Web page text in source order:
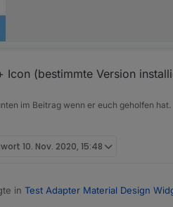
Icon (bestimmte Version
im Beitrag wenn er euch geholfen hat.
10. Nov. 2020, 15:48
in Test Adapter Material Design